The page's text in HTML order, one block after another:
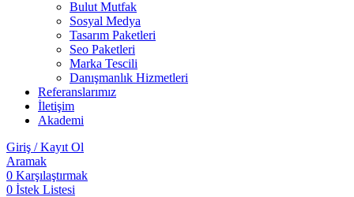
Bulut Mutfak
Sosyal Medya
Tasarım Paketleri
Seo Paketleri
Marka Tescili
Danışmanlık Hizmetleri
Referanslarımız
İletişim
Akademi
Giriş / Kayıt Ol
Aramak
0 Karşılaştırmak
0 İstek Listesi